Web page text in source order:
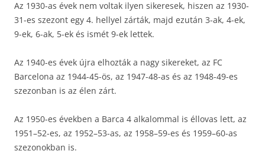
Az 1930-as évek nem voltak ilyen sikeresek, hiszen az 1930-
31-es szezont egy 4. hellyel zárták, majd ezután 3-ak, 4-ek,
9-ek, 6-ak, 5-ek és ismét 9-ek lettek.
Az 1940-es évek újra elhozták a nagy sikereket, az FC
Barcelona az 1944-45-ös, az 1947-48-as és az 1948-49-es
szezonban is az élen zárt.
Az 1950-es években a Barca 4 alkalommal is éllovas lett, az
1951–52-es, az 1952–53-as, az 1958–59-es és 1959–60-as
szezonokban is.